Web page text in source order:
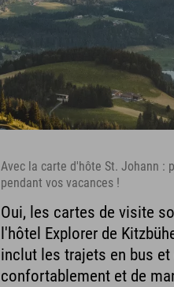
Avec la carte d'hôte St. Johann :
pendant vos vacances !
Oui, les cartes de visite
l'hôtel Explorer de
inclut les trajets en bus
confortablement et de